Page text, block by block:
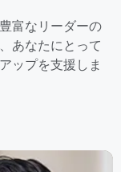
富なリーダーの
あなたにとって
ップを支援しま